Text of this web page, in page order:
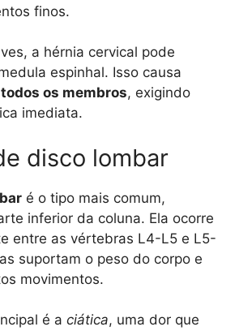
finos.
a hérnia cervical pode
espinhal. Isso causa
todos os membros, exigindo
imediata.
disco lombar
é o tipo mais comum,
inferior da coluna. Ela ocorre
entre as vértebras L4-L5 e L5-
suportam o peso do corpo e
movimentos.
é a ciática, uma dor que